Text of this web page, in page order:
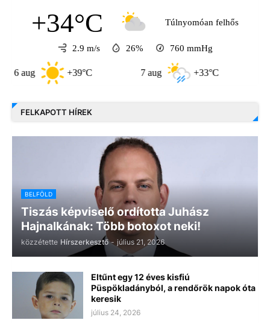
+34°C Túlnyomóan felhős
2.9 m/s 26% 760 mmHg
+39°C +33°C
FELKAPOTT HÍREK
BELFÖLD
Tiszás képviselő ordította Juhász
Hajnalkának: Több botoxot neki!
közzétette Hírszerkesztő - július 21, 2026
Eltűnt egy 12 éves kisfiú
Püspökladányból, a rendőrök napok óta
keresik
július 24, 2026